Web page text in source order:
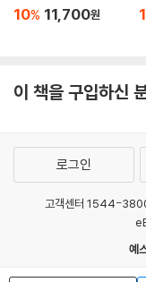
10% 11,700원
이 책을 구입하신
로그인
고객센터 1544-
예
이용약관